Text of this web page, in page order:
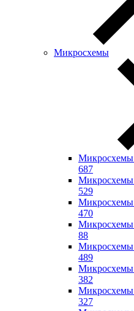
Микросхемы
687
529
470
88
489
382
327